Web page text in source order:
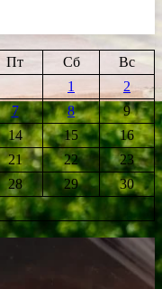
Пт Сб
Вс
1
2
7 8
9
14 15
16
21 22
23
28 29
30